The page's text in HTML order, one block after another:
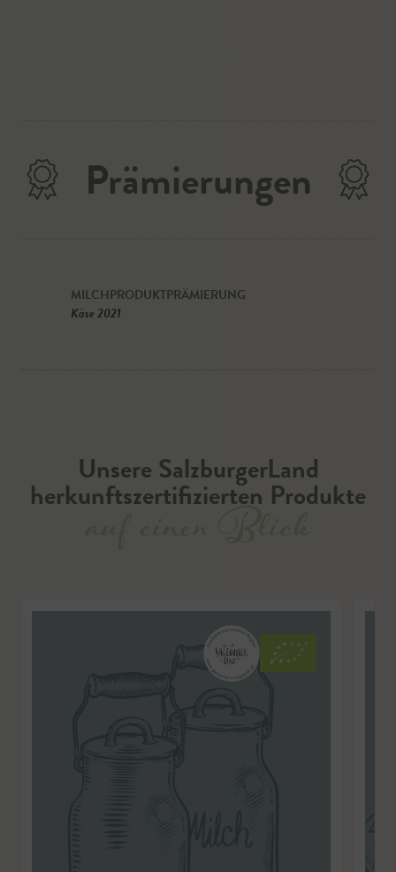
Prämierungen
MILCHPRODUKTPRÄMIERUNG
Käse 2021
Unsere SalzburgerLand
herkunftszertifizierten Produkte
auf einen Blick